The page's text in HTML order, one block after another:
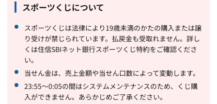
スポーツくじについて
スポーツくじは法律により19歳未満のかたの購入または譲
り受けが禁じられています。払戻金も受取れません。詳し
くは住信SBIネット銀行スポーツくじ特約をご確認くださ
い。
当せん金は、売上金額や当せん口数によって変動します。
23:55～0:05の間はシステムメンテナンスのため、くじ購
入ができません。あらかじめご了承ください。